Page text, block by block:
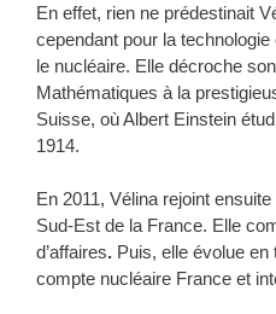
En effet, rien ne prédestinait
cependant pour la technologie
le nucléaire. Elle décroche
Mathématiques à la
Suisse, où Albert Einstein
1914.
En 2011, Vélina rejoint
Sud-Est de la France. Elle
d’affaires. Puis, elle évolue
compte nucléaire France et